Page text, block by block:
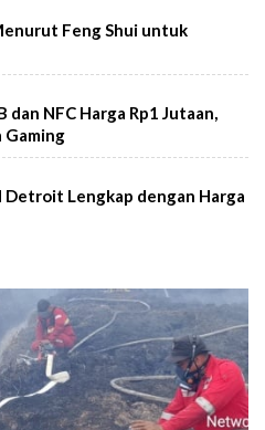
Feng Shui untuk
NFC Harga Rp1 Jutaan,
Detroit Lengkap dengan Harga